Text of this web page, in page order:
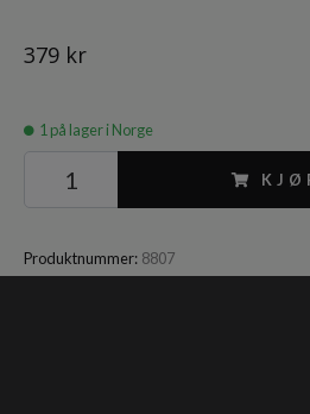
379 kr
1 på lager i Norge
Produktnummer: 8807